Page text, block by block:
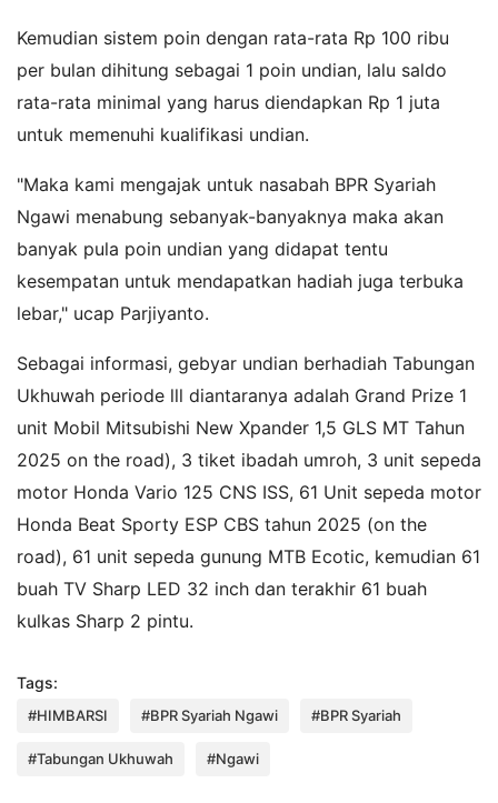
Kemudian sistem poin dengan rata-rata Rp 100 ribu
per bulan dihitung sebagai 1 poin undian, lalu saldo
rata-rata minimal yang harus diendapkan Rp 1 juta
untuk memenuhi kualifikasi undian.
"Maka kami mengajak untuk nasabah BPR Syariah
Ngawi menabung sebanyak-banyaknya maka akan
banyak pula poin undian yang didapat tentu
kesempatan untuk mendapatkan hadiah juga terbuka
lebar," ucap Parjiyanto.
Sebagai informasi, gebyar undian berhadiah Tabungan
Ukhuwah periode lll diantaranya adalah Grand Prize 1
unit Mobil Mitsubishi New Xpander 1,5 GLS MT Tahun
2025 on the road), 3 tiket ibadah umroh, 3 unit sepeda
motor Honda Vario 125 CNS ISS, 61 Unit sepeda motor
Honda Beat Sporty ESP CBS tahun 2025 (on the
road), 61 unit sepeda gunung MTB Ecotic, kemudian 61
buah TV Sharp LED 32 inch dan terakhir 61 buah
kulkas Sharp 2 pintu.
Tags:
#HIMBARSI #BPR Syariah Ngawi #BPR Syariah
#Tabungan Ukhuwah #Ngawi